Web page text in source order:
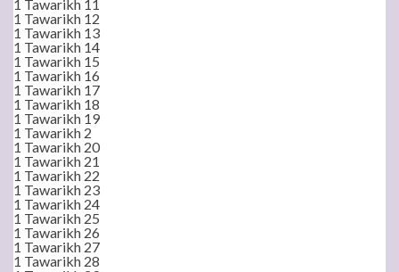
1 Tawarikh 11
1 Tawarikh 12
1 Tawarikh 13
1 Tawarikh 14
1 Tawarikh 15
1 Tawarikh 16
1 Tawarikh 17
1 Tawarikh 18
1 Tawarikh 19
1 Tawarikh 2
1 Tawarikh 20
1 Tawarikh 21
1 Tawarikh 22
1 Tawarikh 23
1 Tawarikh 24
1 Tawarikh 25
1 Tawarikh 26
1 Tawarikh 27
1 Tawarikh 28